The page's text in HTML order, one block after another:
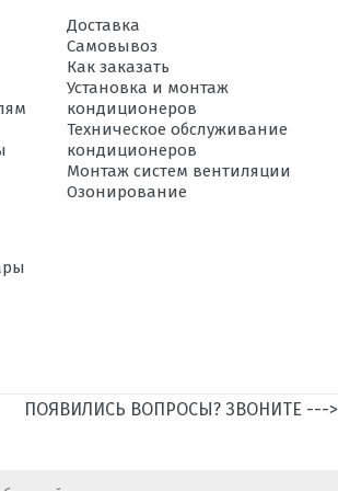
Доставка
Самовывоз
Как заказать
Установка и монтаж
кондиционеров
Техническое обслуживание
кондиционеров
Монтаж систем вентиляции
Озонирование
ПОЯВИЛИСЬ ВОПРОСЫ? ЗВОНИТЕ --->